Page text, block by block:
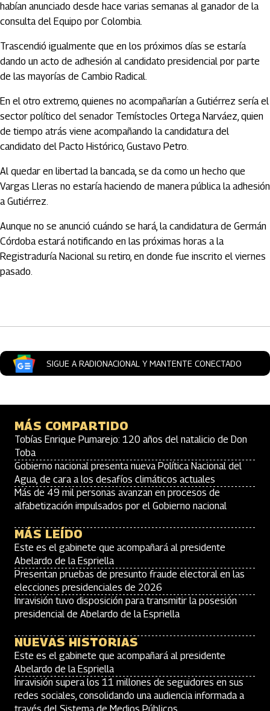
habían anunciado desde hace varias semanas al ganador de la
consulta del Equipo por Colombia.
Trascendió igualmente que en los próximos días se estaría
dando un acto de adhesión al candidato presidencial por parte
de las mayorías de Cambio Radical.
En el otro extremo, quienes no acompañarían a Gutiérrez sería el
sector político del senador Temístocles Ortega Narváez, quien
de tiempo atrás viene acompañando la candidatura del
candidato del Pacto Histórico, Gustavo Petro.
Al quedar en libertad la bancada, se da como un hecho que
Vargas Lleras no estaría haciendo de manera pública la adhesión
a Gutiérrez.
Aunque no se anunció cuándo se hará, la candidatura de Germán
Córdoba estará notificando en las próximas horas a la
Registraduría Nacional su retiro, en donde fue inscrito el viernes
pasado.
SIGUE A RADIONACIONAL Y MANTENTE CONECTADO
MÁS COMPARTIDO
Tobías Enrique Pumarejo: 120 años del natalicio de Don
Toba
Gobierno nacional presenta nueva Política Nacional del
Agua, de cara a los desafíos climáticos actuales
Más de 49 mil personas avanzan en procesos de
alfabetización impulsados por el Gobierno nacional
MÁS LEÍDO
Este es el gabinete que acompañará al presidente
Abelardo de la Espriella
Presentan pruebas de presunto fraude electoral en las
elecciones presidenciales de 2026
Inravisión tuvo disposición para transmitir la posesión
presidencial de Abelardo de la Espriella
NUEVAS HISTORIAS
Este es el gabinete que acompañará al presidente
Abelardo de la Espriella
Inravisión supera los 11 millones de seguidores en sus
redes sociales, consolidando una audiencia informada a